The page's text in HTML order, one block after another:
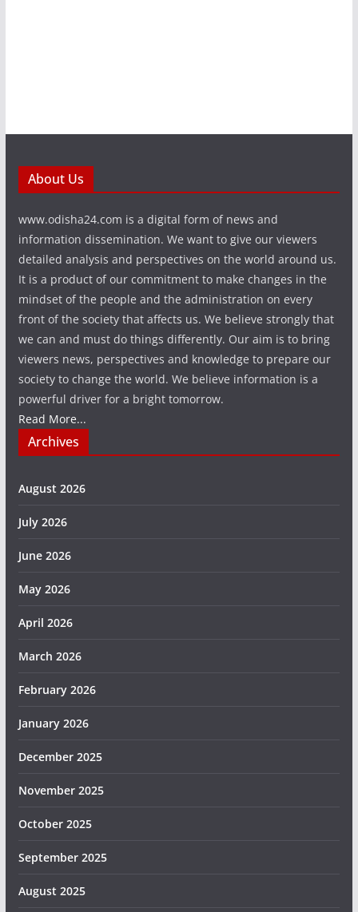
About Us
www.odisha24.com is a digital form of news and
information dissemination. We want to give our viewers
detailed analysis and perspectives on the world around us.
It is a product of our commitment to make changes in the
mindset of the people and the administration on every
front of the society that affects us. We believe strongly that
we can and must do things differently. Our aim is to bring
viewers news, perspectives and knowledge to prepare our
society to change the world. We believe information is a
powerful driver for a bright tomorrow.
Read More...
Archives
August 2026
July 2026
June 2026
May 2026
April 2026
March 2026
February 2026
January 2026
December 2025
November 2025
October 2025
September 2025
August 2025